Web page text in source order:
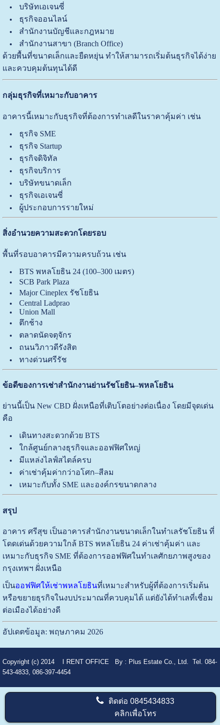
บริษัทเอเจนซี่
ธุรกิจออนไลน์
สำนักงานบัญชีและกฎหมาย
สำนักงานสาขา (Branch Office)
ด้วยพื้นที่ขนาดเล็กและยืดหยุ่น ทำให้สามารถเริ่มต้นธุรกิจได้ง่าย
และควบคุมต้นทุนได้ดี
กลุ่มธุรกิจที่เหมาะกับอาคาร
อาคารนี้เหมาะกับธุรกิจที่ต้องการทำเลดีในราคาคุ้มค่า เช่น
ธุรกิจ SME
ธุรกิจ Startup
ธุรกิจดิจิทัล
ธุรกิจบริการ
บริษัทขนาดเล็ก
ธุรกิจเอเจนซี่
ผู้ประกอบการรายใหม่
สิ่งอำนวยความสะดวกโดยรอบ
พื้นที่รอบอาคารมีความครบถ้วน เช่น
BTS พหลโยธิน 24 (100–300 เมตร)
SCB Park Plaza
Major Cineplex รัชโยธิน
Central Ladprao
Union Mall
ตึกช้าง
ตลาดนัดจตุจักร
ถนนวิภาวดีรังสิต
ทางด่วนศรีรัช
ข้อดีของการเช่าสำนักงานย่านรัชโยธิน–พหลโยธิน
ย่านนี้เป็น New CBD ฝั่งเหนือที่เติบโตอย่างต่อเนื่อง โดยมีจุดเด่น
คือ
เดินทางสะดวกด้วย BTS
ใกล้ศูนย์กลางธุรกิจและออฟฟิศใหญ่
มีแหล่งไลฟ์สไตล์ครบ
ค่าเช่าคุ้มค่ากว่าอโศก–สีลม
เหมาะกับทั้ง SME และองค์กรขนาดกลาง
สรุป
อาคาร ศรีสุข เป็นอาคารสำนักงานขนาดเล็กในทำเลรัชโยธิน ที่
โดดเด่นด้วยความใกล้ BTS พหลโยธิน 24 ค่าเช่าคุ้มค่า และ
เหมาะกับธุรกิจ SME ที่ต้องการออฟฟิศในทำเลศักยภาพสูงของ
กรุงเทพฯ ฝั่งเหนือ
เป็นออฟฟิศให้เช่าพหลโยธินที่เหมาะสำหรับผู้ที่ต้องการเริ่มต้น
หรือขยายธุรกิจในงบประมาณที่ควบคุมได้ แต่ยังได้ทำเลที่เชื่อม
ต่อเมืองได้อย่างดี
อัปเดตข้อมูล: พฤษภาคม 2026
Copyright (c) 2014 I RENT OFFICE By : Plus Estate Co., Ltd. Tel. 084-
543-4833, 086-397-4454
ติดต่อ0845434833
คลิกเพื่อโทร